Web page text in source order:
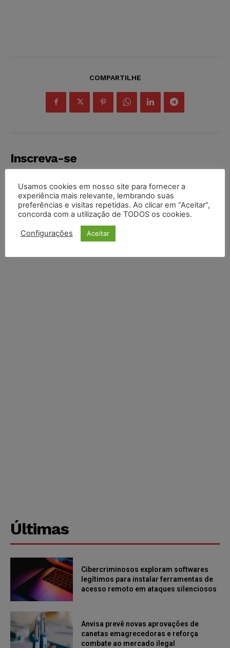
COMPARTILHE
Inscreva-se
INSCREVER
Li e aceito a Política de Privacidade
Últimas
Cibercriminosos exploram softwares
legítimos para instalar ferramentas de
acesso remoto em ataques silenciosos
Anvisa prevê novas aprovações de
canetas emagrecedoras e reforça
combate ao mercado ilegal
Usamos cookies em nosso site para fornecer a
experiência mais relevante, lembrando suas
preferências e visitas repetidas. Ao clicar em “Aceitar”,
concorda com a utilização de TODOS os cookies.
Configurações Aceitar